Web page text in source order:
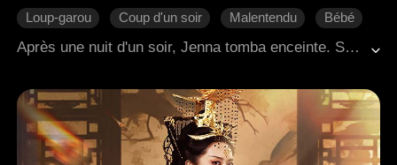
Loup-garou Coup d'un soir Malentendu
Bébé
Bonne Fin
Après une nuit d'un soir, Jenna tomba enceinte. Sous l'incitation de sa belle-mère, le père Alpha de Jenna chercha à la punir. Carl, quant à lui, nia catégoriquement toute implication avec Jenna… Contrainte de fuir avec son enfant à naître, Jenna erra seule à travers le monde. Cinq ans plus tard, des retrouvailles inattendues révélèrent une vérité bouleversante — ils étaient en réalité l'âme sœur prédestinée l'un de l'autre depuis le début.